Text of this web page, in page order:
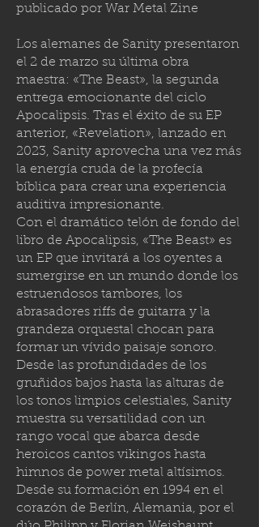
publicado por War Metal Zine
Los alemanes de Sanity presentaron
el 2 de marzo su última obra
maestra: «The Beast», la segunda
entrega emocionante del ciclo
Apocalipsis. Tras el éxito de su EP
anterior, «Revelation», lanzado en
2023, Sanity aprovecha una vez más
la energía cruda de la profecía
bíblica para crear una experiencia
auditiva impresionante.
Con el dramático telón de fondo del
libro de Apocalipsis, «The Beast» es
un EP que invitará a los oyentes a
sumergirse en un mundo donde los
estruendosos tambores, los
abrasadores riffs de guitarra y la
grandeza orquestal chocan para
formar un vívido paisaje sonoro.
Desde las profundidades de los
gruñidos bajos hasta las alturas de
los tonos limpios celestiales, Sanity
muestra su versatilidad con un
rango vocal que abarca desde
heroicos cantos vikingos hasta
himnos de power metal altísimos.
Desde su formación en 1994 en el
corazón de Berlín, Alemania, por el